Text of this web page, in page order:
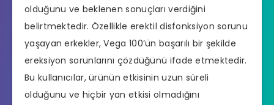
olduğunu ve beklenen sonuçları verdiğini
belirtmektedir. Özellikle erektil disfonksiyon sorunu
yaşayan erkekler, Vega 100’ün başarılı bir şekilde
ereksiyon sorunlarını çözdüğünü ifade etmektedir.
Bu kullanıcılar, ürünün etkisinin uzun süreli
olduğunu ve hiçbir yan etkisi olmadığını